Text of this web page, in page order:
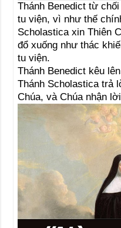
Thánh Benedict từ
tu viện, vì như thế
Scholastica xin Thiên
đổ xuống như thác
tu viện.
Thánh Benedict kêu
Thánh Scholastica trả
Chúa, và Chúa nhận